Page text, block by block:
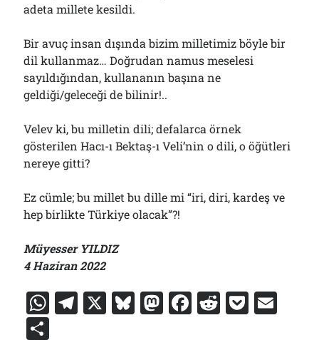
adeta millete kesildi.
Bir avuç insan dışında bizim milletimiz böyle bir
dil kullanmaz… Doğrudan namus meselesi
sayıldığından, kullananın başına ne
geldiği/geleceği de bilinir!..
Velev ki, bu milletin dili; defalarca örnek
gösterilen Hacı-ı Bektaş-ı Veli’nin o dili, o öğütleri
nereye gitti?
Ez cümle; bu millet bu dille mi “iri, diri, kardeş ve
hep birlikte Türkiye olacak”?!
Müyesser YILDIZ
4 Haziran 2022
W T X Bl M F R P